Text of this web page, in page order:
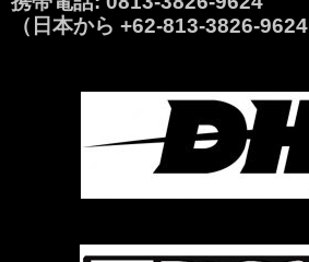
（日本から +62-813-3826-9624